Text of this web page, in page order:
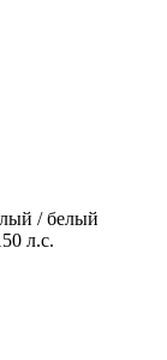
/ белый
л.с.